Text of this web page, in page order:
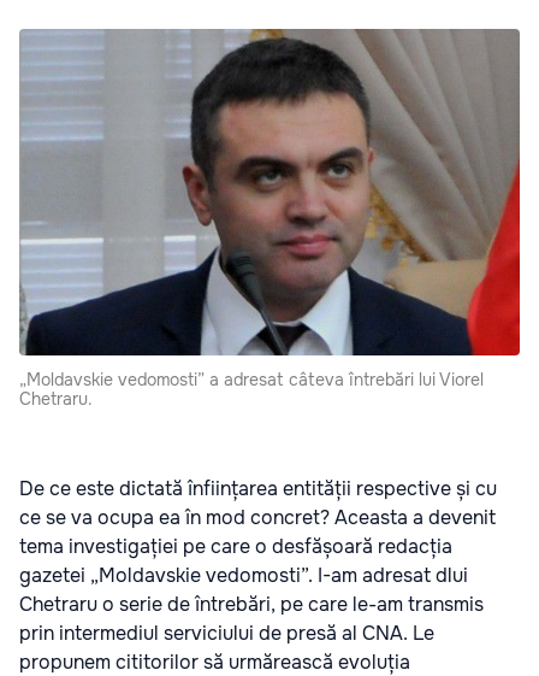
„Moldavskie vedomosti” a adresat câteva întrebări lui Viorel
Chetraru.
De ce este dictată înființarea entității respective și cu
ce se va ocupa ea în mod concret? Aceasta a devenit
tema investigației pe care o desfășoară redacția
gazetei „Moldavskie vedomosti”. I-am adresat dlui
Chetraru o serie de întrebări, pe care le-am transmis
prin intermediul serviciului de presă al CNA. Le
propunem cititorilor să urmărească evoluția